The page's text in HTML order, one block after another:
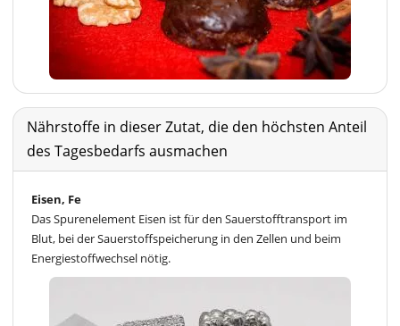
Nährstoffe in dieser Zutat, die den höchsten Anteil
des Tagesbedarfs ausmachen
Eisen, Fe
Das Spurenelement Eisen ist für den Sauerstofftransport im
Blut, bei der Sauerstoffspeicherung in den Zellen und beim
Energiestoffwechsel nötig.